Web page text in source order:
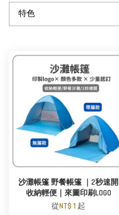
沙灘帳篷 野餐帳篷 ｜2秒速開
收納輕便｜來圖印刷LOGO
從NT$ 1 起